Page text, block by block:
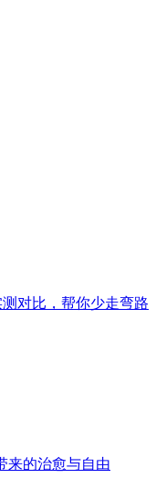
对比，帮你少走弯路
来的治愈与自由